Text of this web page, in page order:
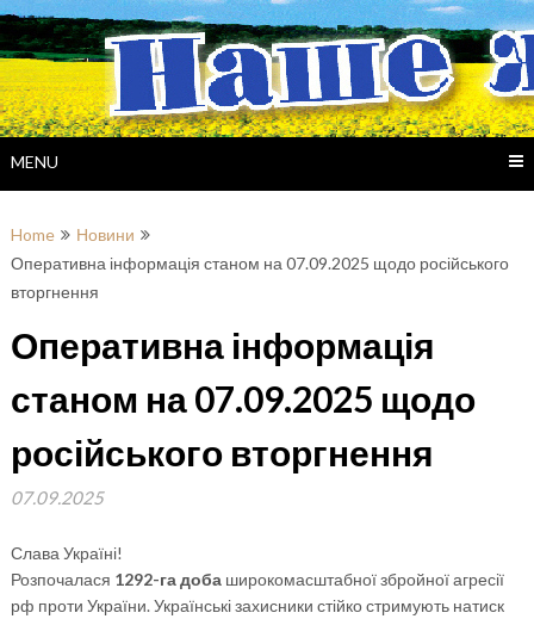
Skip
to
content
MENU
Home
Новини
Оперативна інформація станом на 07.09.2025 щодо російського
вторгнення
Оперативна інформація
станом на 07.09.2025 щодо
російського вторгнення
07.09.2025
Слава Україні!
Розпочалася 1292-га добаширокомасштабної збройної агресії
рф проти України. Українські захисники стійко стримують натиск